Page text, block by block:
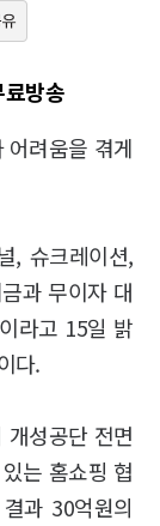
방송
어려움을 겪게
, 슈크레이션,
과 무이자 대
라고 15일 밝
다.
성공단 전면
는 홈쇼핑 협
과 30억원의